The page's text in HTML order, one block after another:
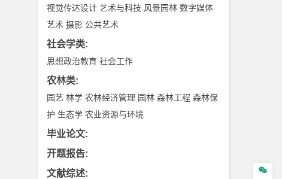
视觉传达设计 艺术与科技 风景园林 数字媒体
艺术 摄影 公共艺术
社会学类:
思想政治教育 社会工作
农林类:
园艺 林学 农林经济管理 园林 森林工程 森林保
护 生态学 农业资源与环境
毕业论文:
开题报告:
文献综述:
